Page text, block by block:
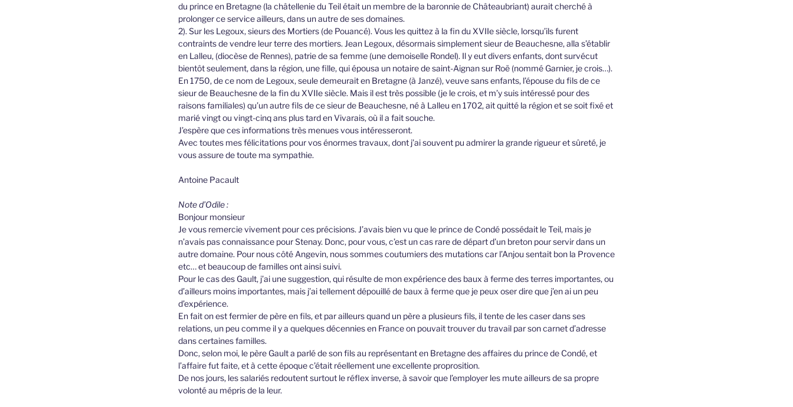
du prince en Bretagne (la châtellenie du Teil était un membre de la baronnie de Châteaubriant) aurait cherché à
prolonger ce service ailleurs, dans un autre de ses domaines.
2). Sur les Legoux, sieurs des Mortiers (de Pouancé). Vous les quittez à la fin du XVIIe siècle, lorsqu’ils furent
contraints de vendre leur terre des mortiers. Jean Legoux, désormais simplement sieur de Beauchesne, alla s’établir
en Lalleu, (diocèse de Rennes), patrie de sa femme (une demoiselle Rondel). Il y eut divers enfants, dont survécut
bientôt seulement, dans la région, une fille, qui épousa un notaire de saint-Aignan sur Roë (nommé Garnier, je crois…).
En 1750, de ce nom de Legoux, seule demeurait en Bretagne (à Janzé), veuve sans enfants, l’épouse du fils de ce
sieur de Beauchesne de la fin du XVIIe siècle. Mais il est très possible (je le crois, et m’y suis intéressé pour des
raisons familiales) qu’un autre fils de ce sieur de Beauchesne, né à Lalleu en 1702, ait quitté la région et se soit fixé et
marié vingt ou vingt-cinq ans plus tard en Vivarais, où il a fait souche.
J’espère que ces informations très menues vous intéresseront.
Avec toutes mes félicitations pour vos énormes travaux, dont j’ai souvent pu admirer la grande rigueur et sûreté, je
vous assure de toute ma sympathie.
Antoine Pacault
Note d’Odile :
Bonjour monsieur
Je vous remercie vivement pour ces précisions. J’avais bien vu que le prince de Condé possédait le Teil, mais je
n’avais pas connaissance pour Stenay. Donc, pour vous, c’est un cas rare de départ d’un breton pour servir dans un
autre domaine. Pour nous côté Angevin, nous sommes coutumiers des mutations car l’Anjou sentait bon la Provence
etc… et beaucoup de familles ont ainsi suivi.
Pour le cas des Gault, j’ai une suggestion, qui résulte de mon expérience des baux à ferme des terres importantes, ou
d’ailleurs moins importantes, mais j’ai tellement dépouillé de baux à ferme que je peux oser dire que j’en ai un peu
d’expérience.
En fait on est fermier de père en fils, et par ailleurs quand un père a plusieurs fils, il tente de les caser dans ses
relations, un peu comme il y a quelques décennies en France on pouvait trouver du travail par son carnet d’adresse
dans certaines familles.
Donc, selon moi, le père Gault a parlé de son fils au représentant en Bretagne des affaires du prince de Condé, et
l’affaire fut faite, et à cette époque c’était réellement une excellente proprosition.
De nos jours, les salariés redoutent surtout le réflex inverse, à savoir que l’employer les mute ailleurs de sa propre
volonté au mépris de la leur.